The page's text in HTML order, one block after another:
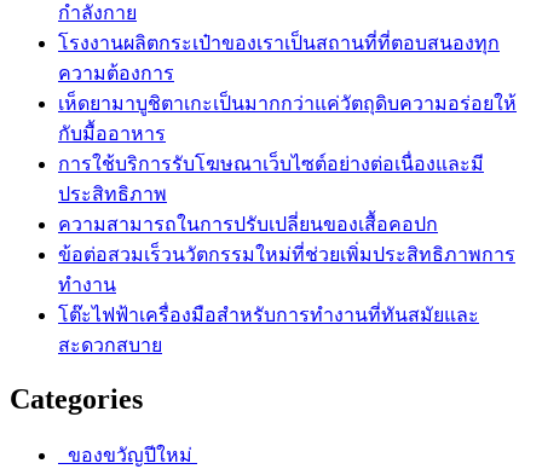
กำลังกาย
โรงงานผลิตกระเป๋าของเราเป็นสถานที่ที่ตอบสนองทุก
ความต้องการ
เห็ดยามาบูชิตาเกะเป็นมากกว่าแค่วัตถุดิบความอร่อยให้
กับมื้ออาหาร
การใช้บริการรับโฆษณาเว็บไซต์อย่างต่อเนื่องและมี
ประสิทธิภาพ
ความสามารถในการปรับเปลี่ยนของเสื้อคอปก
ข้อต่อสวมเร็วนวัตกรรมใหม่ที่ช่วยเพิ่มประสิทธิภาพการ
ทำงาน
โต๊ะไฟฟ้าเครื่องมือสำหรับการทำงานที่ทันสมัยและ
สะดวกสบาย
Categories
ของขวัญปีใหม่